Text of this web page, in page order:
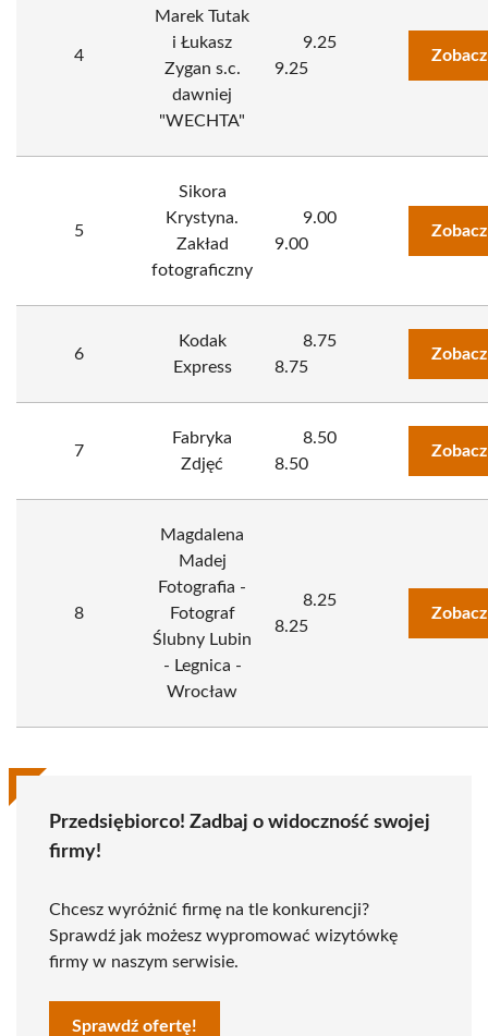
4
Marek Tutak
i Łukasz
Zygan s.c.
dawniej
"WECHTA"
9.25
9.25
5
Sikora
Krystyna.
Zakład
fotograficzny
9.00
9.00
6
Kodak
Express
8.75
8.75
7
Fabryka
Zdjęć
8.50
8.50
8
Magdalena
Madej
Fotografia -
Fotograf
Ślubny Lubin
- Legnica -
Wrocław
8.25
8.25
Przedsiębiorco! Zadbaj o widoczność swojej
firmy!
Chcesz wyróżnić firmę na tle konkurencji?
Sprawdź jak możesz wypromować wizytówkę
firmy w naszym serwisie.
Sprawdź ofertę!